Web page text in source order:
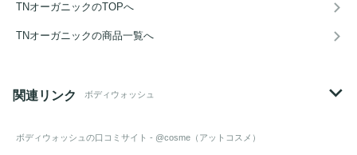
TNオーガニックのTOPへ
TNオーガニックの商品一覧へ
関連リンク ボディウォッシュ
ボディウォッシュ の口コミサイト - @cosme（アットコスメ）